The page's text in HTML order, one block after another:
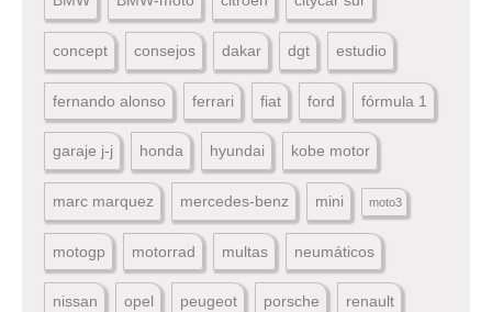
concept consejos dakar dgt estudio
fernando alonso ferrari fiat ford fórmula 1
garaje j-j honda hyundai kobe motor
marc marquez mercedes-benz mini moto3
motogp motorrad multas neumáticos
nissan opel peugeot porsche renault